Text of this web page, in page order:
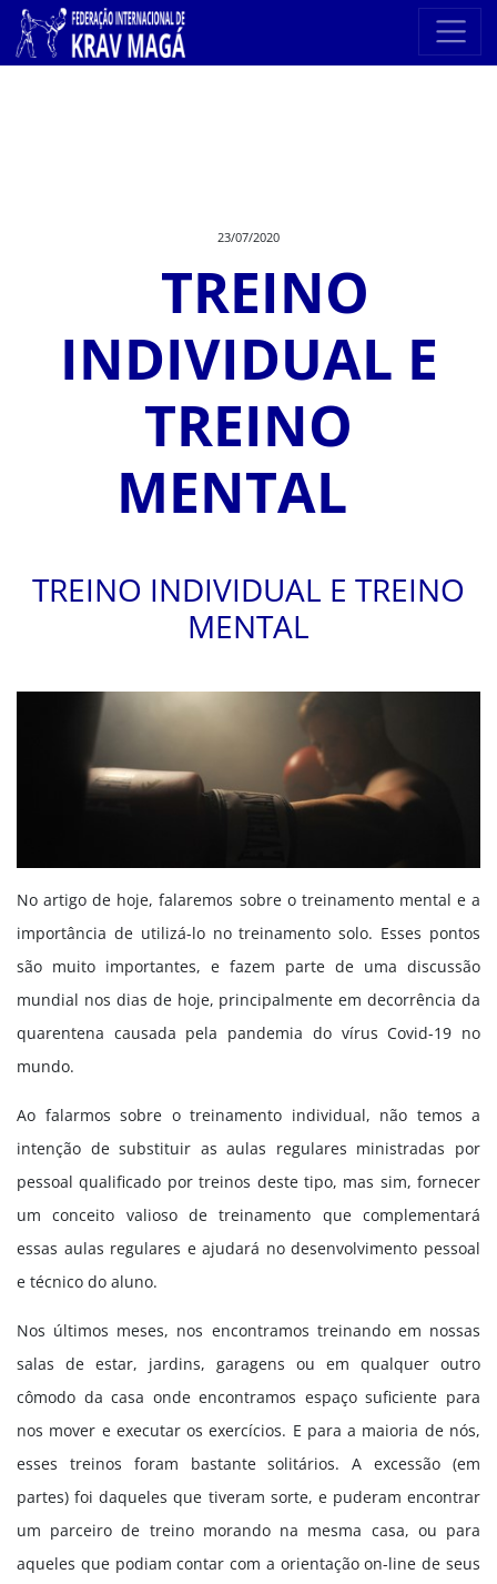
23/07/2020
TREINO
INDIVIDUAL E
TREINO
MENTAL
TREINO INDIVIDUAL E TREINO
MENTAL
No artigo de hoje, falaremos sobre o treinamento mental e a
importância de utilizá-lo no treinamento solo. Esses pontos
são muito importantes, e fazem parte de uma discussão
mundial nos dias de hoje, principalmente em decorrência da
quarentena causada pela pandemia do vírus Covid-19 no
mundo.
Ao falarmos sobre o treinamento individual, não temos a
intenção de substituir as aulas regulares ministradas por
pessoal qualificado por treinos deste tipo, mas sim, fornecer
um conceito valioso de treinamento que complementará
essas aulas regulares e ajudará no desenvolvimento pessoal
e técnico do aluno.
Nos últimos meses, nos encontramos treinando em nossas
salas de estar, jardins, garagens ou em qualquer outro
cômodo da casa onde encontramos espaço suficiente para
nos mover e executar os exercícios. E para a maioria de nós,
esses treinos foram bastante solitários. A excessão (em
partes) foi daqueles que tiveram sorte, e puderam encontrar
um parceiro de treino morando na mesma casa, ou para
aqueles que podiam contar com a orientação on-line de seus